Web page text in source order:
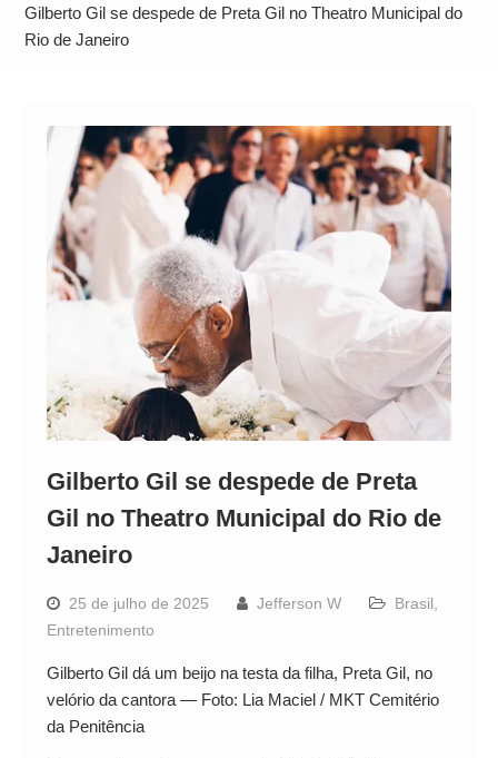
Alto
Gilberto Gil se despede de Preta Gil no Theatro Municipal do
Rio de Janeiro
Gilberto Gil se despede de Preta
Gil no Theatro Municipal do Rio de
Janeiro
25 de julho de 2025 Jefferson W Brasil
Entretenimento
Gilberto Gil dá um beijo na testa da filha, Preta Gil, no
velório da cantora — Foto: Lia Maciel / MKT Cemitério
da Penitência